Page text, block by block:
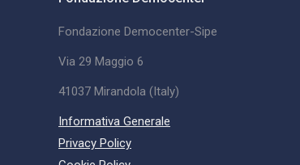
Fondazione Democenter-Sipe
Via 29 Maggio 6
41037 Mirandola (Italy)
Informativa Generale
Privacy Policy